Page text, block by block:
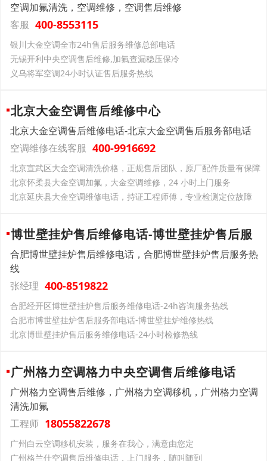
空调加氟清洗，空调维修，空调售后维修
客服 400-8553115
银川大金空调全市24h售后服务维修总部电话
无锡开利中央空调售后维修,加氟查漏稳压保冷
义乌将军空调24小时认证售后服务热线
北京大金空调售后维修中心
北京大金空调售后维修电话-北京大金空调售后服务部电话
空调维修在线客服 400-9916692
北京宣武区大金空调清洗价格，正规售后团队，原厂配件质量有保障
北京怀柔县大金空调加氟，大金空调维修，24 小时上门服务
北京延庆县大金空调维修电话，持证工程师傅，专业检测定位故障
博世壁挂炉售后维修电话-博世壁挂炉售后服
合肥博世壁挂炉售后维修电话，合肥博世壁挂炉售后服务热
线
张经理 400-8519822
合肥经开区博世壁挂炉售后服务维修电话-24h咨询服务热线
合肥市博世壁挂炉售后服务部电话-博世壁挂炉维修热线
北京博世壁挂炉售后服务维修电话-24小时检修热线
广州格力空调格力中央空调售后维修电话
广州格力空调售后维修，广州格力空调移机，广州格力空调
清洗加氟
工程师 18055822678
广州白云空调移机安装，服务在我心，满意由您定
广州格兰仕空调售后维修电话，上门服务，随叫随到